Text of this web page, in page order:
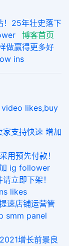
！25年壮史落下
博客首页
做赢得更多好
ins
video likes,buy
支持快速 增加
用预先付款！
ig follower
立即下架！
likes
速店铺运营管
smm panel
增长前景良